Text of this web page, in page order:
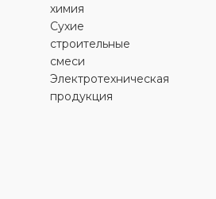
5,5 мм
С ШАЙБОЙ
ШЛИЦ
химия
Сухие
строительные
смеси
Электротехническая
продукция